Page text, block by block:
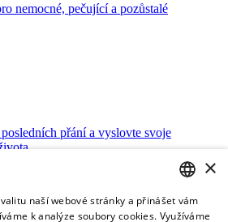
nemocné, pečující a pozůstalé
posledních přání a vyslovte svoje
CZECH
×
naší webové stránky a přinášet vám
k analýze soubory cookies. Využíváme